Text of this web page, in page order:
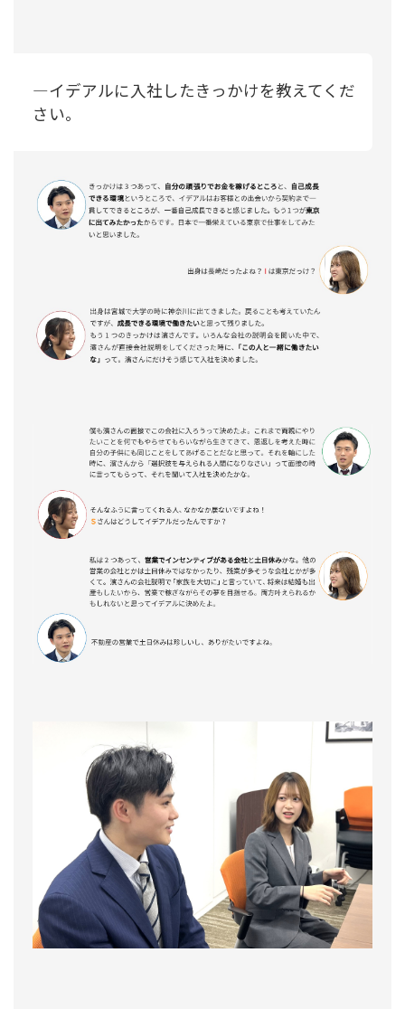
―イデアルに入社したきっかけを教えてくだ
さい。